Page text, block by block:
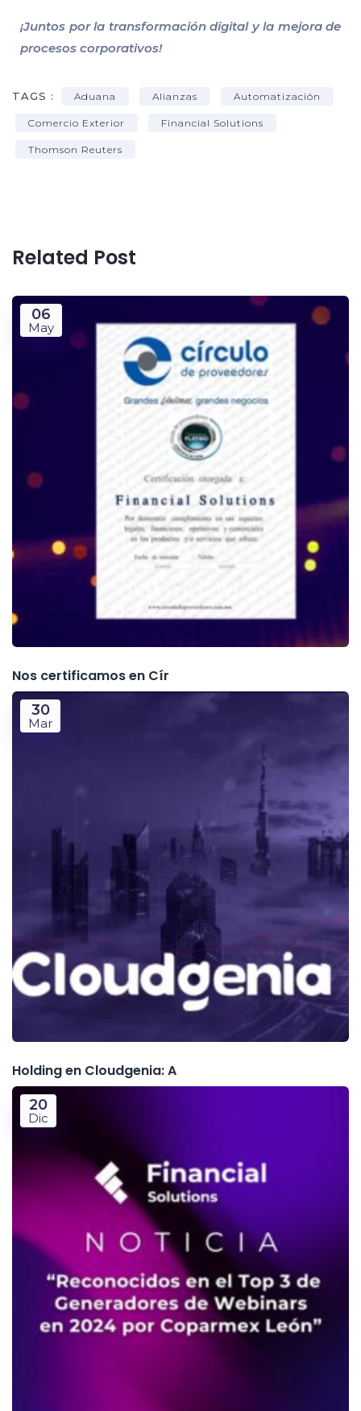
¡Juntos por la transformación digital y la mejora de
procesos corporativos!
TAGS : Aduana Alianzas Automatización
Comercio Exterior Financial Solutions
Thomson Reuters
Related Post
06
May
Nos certificamos en Cír
30
Mar
Holding en Cloudgenia: A
20
Dic